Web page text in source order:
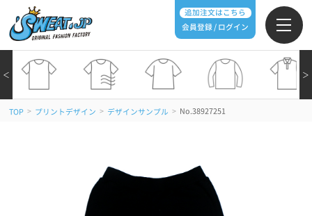
追加注文はこちら
会員登録 / ログイン
＞
＜
TOP > プリントデザイン > デザインサンプル > No.38927251